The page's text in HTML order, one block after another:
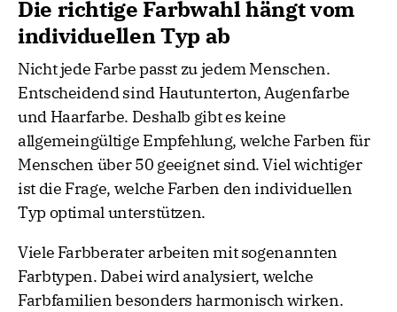
Die richtige Farbwahl hängt vom
individuellen Typ ab
Nicht jede Farbe passt zu jedem Menschen.
Entscheidend sind Hautunterton, Augenfarbe
und Haarfarbe. Deshalb gibt es keine
allgemeingültige Empfehlung, welche Farben für
Menschen über 50 geeignet sind. Viel wichtiger
ist die Frage, welche Farben den individuellen
Typ optimal unterstützen.
Viele Farbberater arbeiten mit sogenannten
Farbtypen. Dabei wird analysiert, welche
Farbfamilien besonders harmonisch wirken.